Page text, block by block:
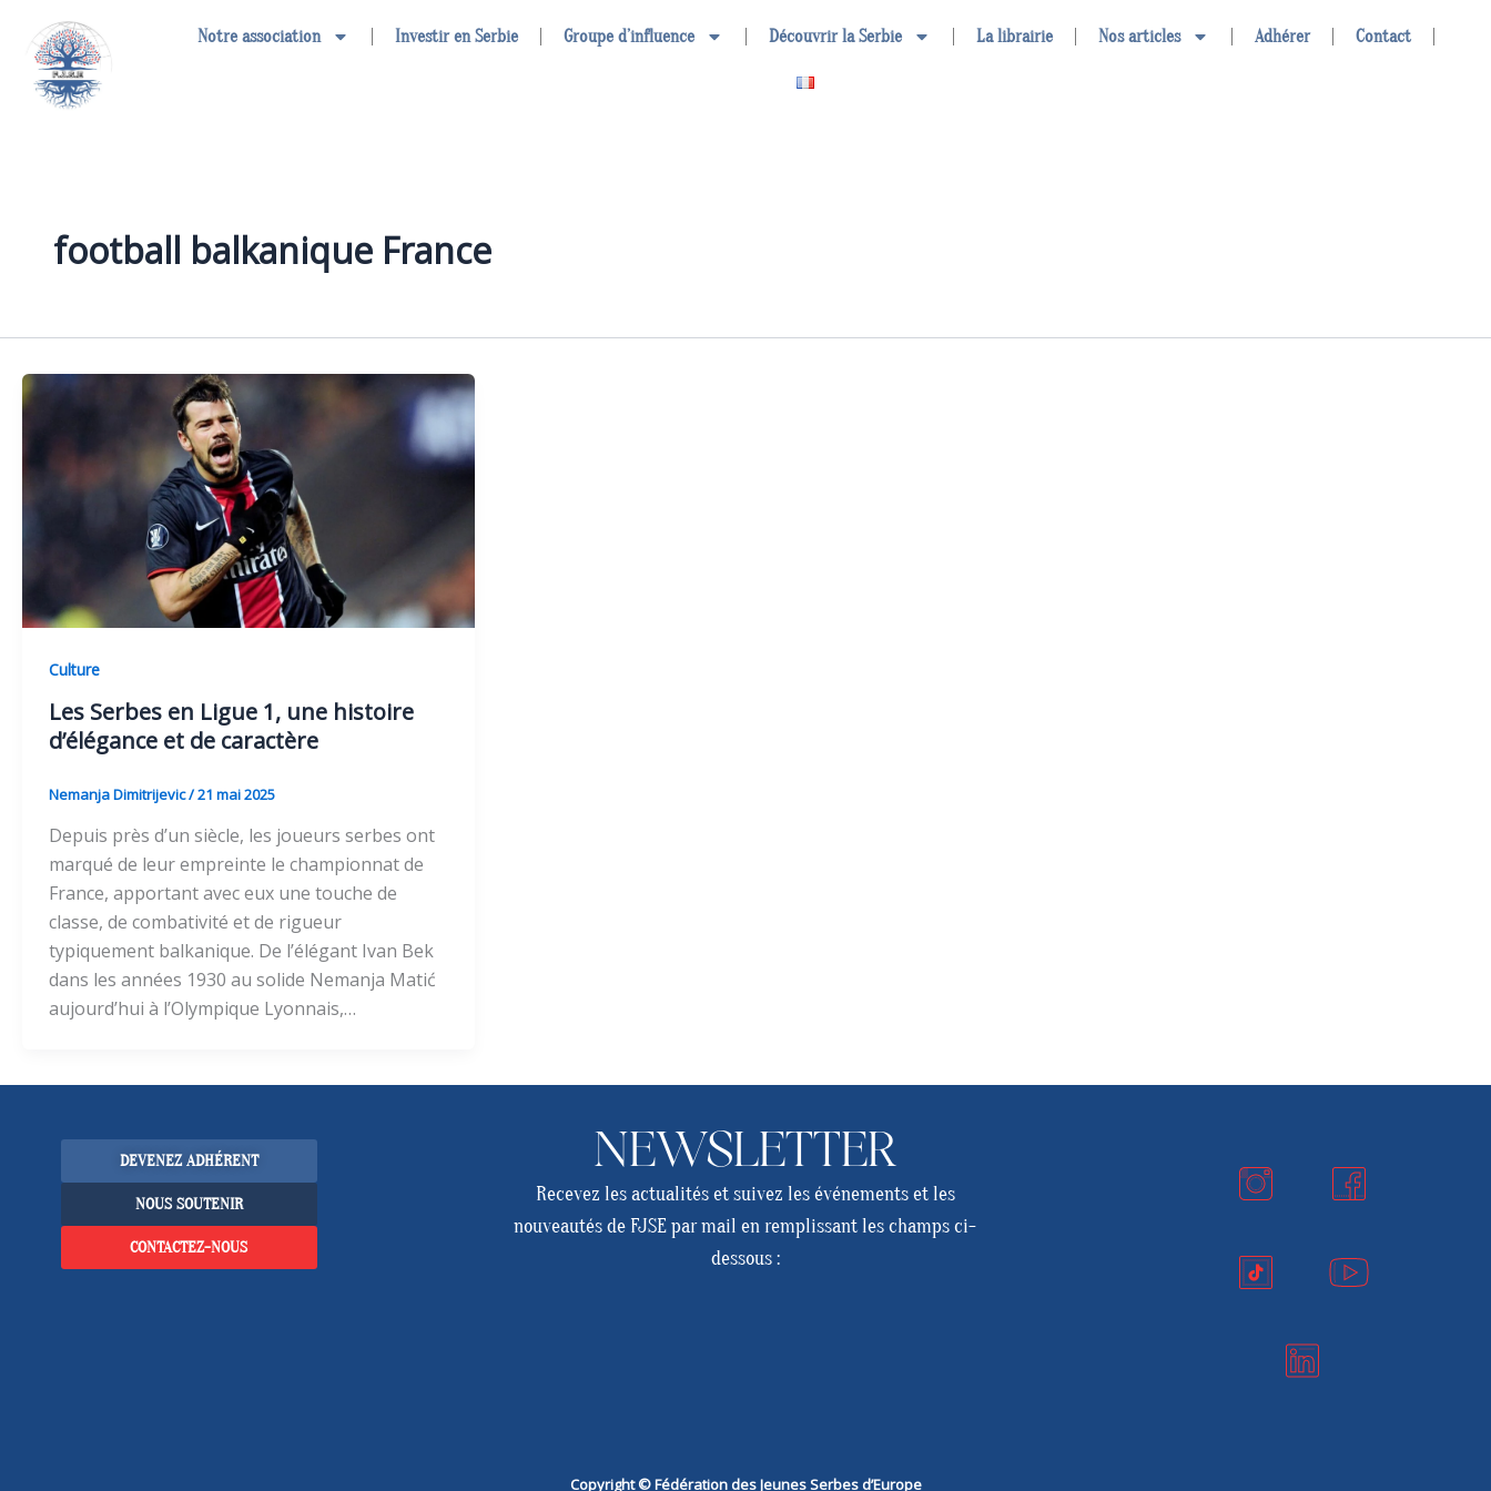
contenu
Notre association Investir en Serbie Groupe d’influence Découvrir la Serbie La librairie Nos articles Adhérer Contact
football balkanique France
Culture
Les Serbes en Ligue 1, une histoire
d’élégance et de caractère
Nemanja Dimitrijevic/21 mai 2025
Depuis près d’un siècle, les joueurs serbes ont
marqué de leur empreinte le championnat de
France, apportant avec eux une touche de
classe, de combativité et de rigueur
typiquement balkanique. De l’élégant Ivan Bek
dans les années 1930 au solide Nemanja Matić
aujourd’hui à l’Olympique Lyonnais,…
DEVENEZ ADHÉRENT
NOUS SOUTENIR
CONTACTEZ-NOUS
NEWSLETTER
Recevez les actualités et suivez les événements et les
nouveautés de FJSE par mail en remplissant les champs ci-
dessous :
Copyright © Fédération des Jeunes Serbes d’Europe